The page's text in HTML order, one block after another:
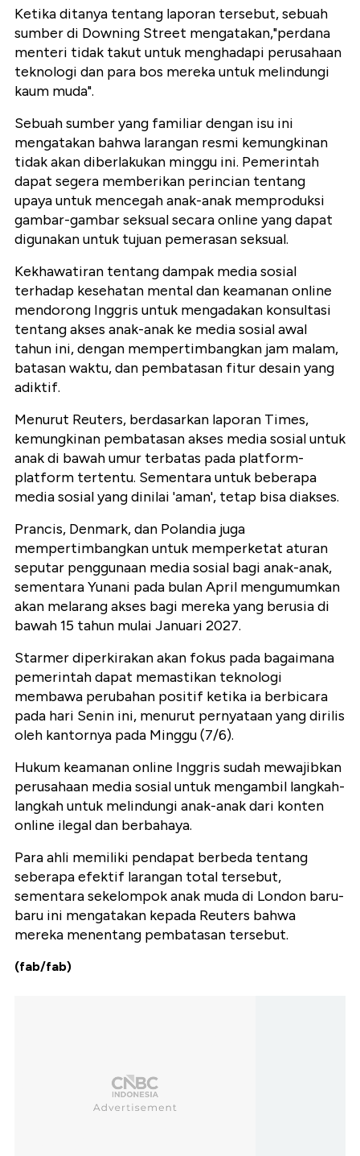
Ketika ditanya tentang laporan tersebut, sebuah
sumber di Downing Street mengatakan,"perdana
menteri tidak takut untuk menghadapi perusahaan
teknologi dan para bos mereka untuk melindungi
kaum muda".
Sebuah sumber yang familiar dengan isu ini
mengatakan bahwa larangan resmi kemungkinan
tidak akan diberlakukan minggu ini. Pemerintah
dapat segera memberikan perincian tentang
upaya untuk mencegah anak-anak memproduksi
gambar-gambar seksual secara online yang dapat
digunakan untuk tujuan pemerasan seksual.
Kekhawatiran tentang dampak media sosial
terhadap kesehatan mental dan keamanan online
mendorong Inggris untuk mengadakan konsultasi
tentang akses anak-anak ke media sosial awal
tahun ini, dengan mempertimbangkan jam malam,
batasan waktu, dan pembatasan fitur desain yang
adiktif.
Menurut Reuters, berdasarkan laporan Times,
kemungkinan pembatasan akses media sosial untuk
anak di bawah umur terbatas pada platform-
platform tertentu. Sementara untuk beberapa
media sosial yang dinilai 'aman', tetap bisa diakses.
Prancis, Denmark, dan Polandia juga
mempertimbangkan untuk memperketat aturan
seputar penggunaan media sosial bagi anak-anak,
sementara Yunani pada bulan April mengumumkan
akan melarang akses bagi mereka yang berusia di
bawah 15 tahun mulai Januari 2027.
Starmer diperkirakan akan fokus pada bagaimana
pemerintah dapat memastikan teknologi
membawa perubahan positif ketika ia berbicara
pada hari Senin ini, menurut pernyataan yang dirilis
oleh kantornya pada Minggu (7/6).
Hukum keamanan online Inggris sudah mewajibkan
perusahaan media sosial untuk mengambil langkah-
langkah untuk melindungi anak-anak dari konten
online ilegal dan berbahaya.
Para ahli memiliki pendapat berbeda tentang
seberapa efektif larangan total tersebut,
sementara sekelompok anak muda di London baru-
baru ini mengatakan kepada Reuters bahwa
mereka menentang pembatasan tersebut.
(fab/fab)